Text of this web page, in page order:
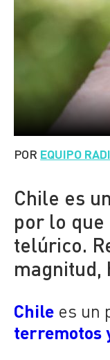
POR EQUIPO
Chile es
por lo
telúrico.
magnitud,
Chile es un
terremotos